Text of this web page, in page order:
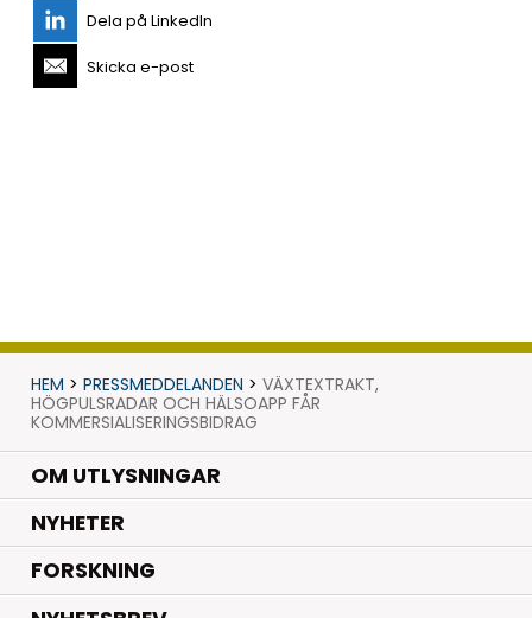
Dela på LinkedIn
Skicka e-post
HEM > PRESSMEDDELANDEN > VÄXTEXTRAKT,
HÖGPULSRADAR OCH HÄLSOAPP FÅR
KOMMERSIALISERINGSBIDRAG
OM UTLYSNINGAR
NYHETER.
FORSKNING.